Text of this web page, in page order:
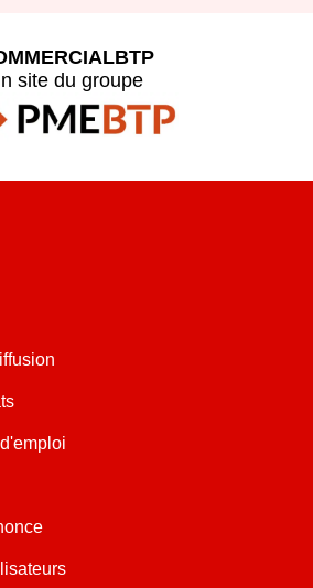
site du groupe